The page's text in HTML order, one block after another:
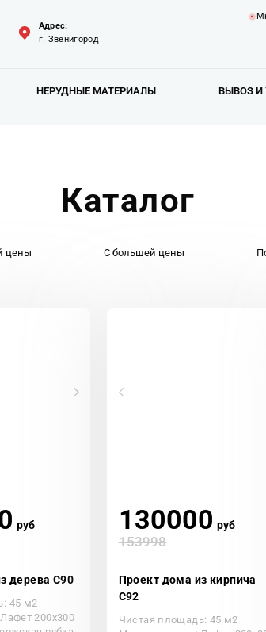
Адрес:
г. Звенигород
НЕРУДНЫЕ МАТЕРИАЛЫ ВЫВОЗ И
Каталог
цены С большей цены
руб
дерева С90
45 м2
200х300
130000 руб
153998
Проект дома из кирпича
С92
Чистая площадь: 45 м2